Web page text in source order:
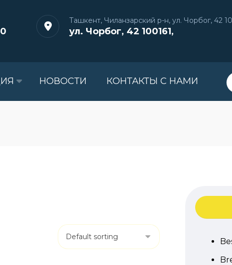
Ташкент, Чиланзарский р-н, ул. Чорбог, 42
ул. Чорбог, 42 100161,
НОВОСТИ КОНТАКТЫ С НАМИ